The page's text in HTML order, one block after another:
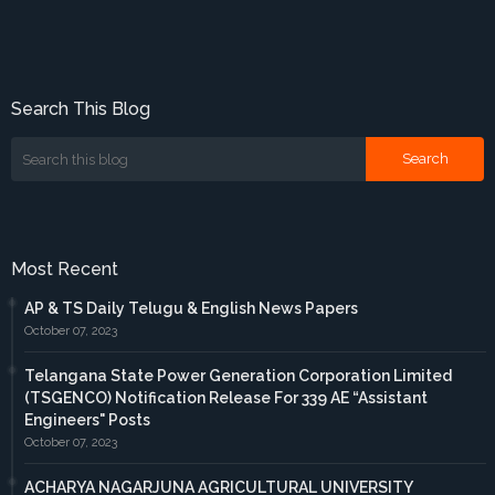
Search This Blog
Most Recent
AP & TS Daily Telugu & English News Papers
October 07, 2023
Telangana State Power Generation Corporation Limited
(TSGENCO) Notification Release For 339 AE “Assistant
Engineers" Posts
October 07, 2023
ACHARYA NAGARJUNA AGRICULTURAL UNIVERSITY